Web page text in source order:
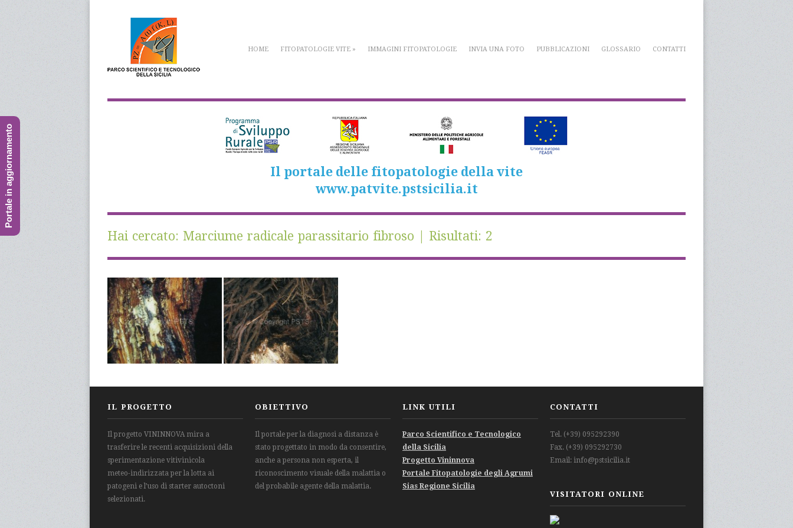
HOME FITOPATOLOGIE VITE » IMMAGINI FITOPATOLOGIE INVIA UNA FOTO PUBBLICAZIONI GLOSSARIO CONTATTI
Il portale delle fitopatologie della vite
www.patvite.pstsicilia.it
Hai cercato: Marciume radicale parassitario fibroso | Risultati: 2
IL PROGETTO
Il progetto VININNOVA mira a
trasferire le recenti acquisizioni della
sperimentazione vitivinicola
meteo-indirizzata per la lotta ai
patogeni e l’uso di starter autoctoni
selezionati.
OBIETTIVO
Il portale per la diagnosi a distanza è
stato progettato in modo da consentire,
anche a persona non esperta, il
riconoscimento visuale della malattia o
del probabile agente della malattia.
LINK UTILI
Parco Scientifico e Tecnologico
della Sicilia
Progetto Vininnova
Portale Fitopatologie degli Agrumi
Sias Regione Sicilia
CONTATTI
Tel. (+39) 095292390
Fax. (+39) 095292730
Email: info@pstsicilia.it
VISITATORI ONLINE
Portale in aggiornamento